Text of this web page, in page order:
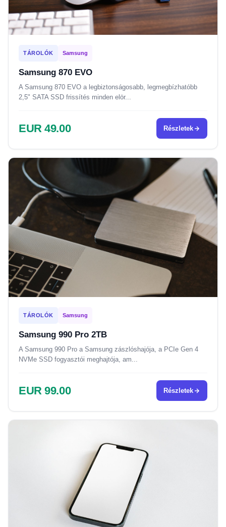
TÁROLÓK Samsung
Samsung 870 EVO
A Samsung 870 EVO a legbiztonságosabb, legmegbízhatóbb
2,5" SATA SSD frissítés minden elör...
EUR 49.00 Részletek
TÁROLÓK Samsung
Samsung 990 Pro 2TB
A Samsung 990 Pro a Samsung zászlóshajója, a PCIe Gen 4
NVMe SSD fogyasztói meghajtója, am...
EUR 99.00 Részletek